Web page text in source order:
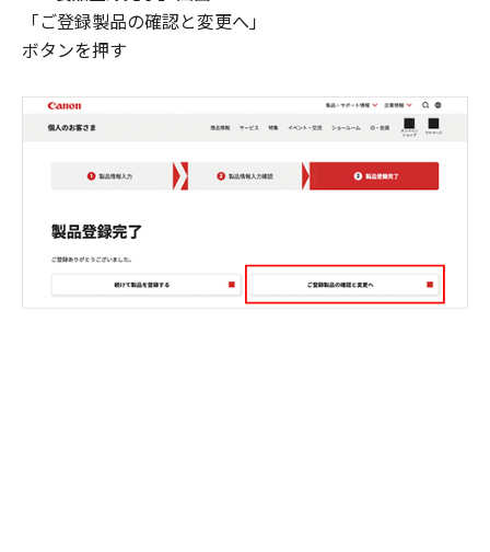
「ご登録製品の確認と変更へ」
ボタンを押す